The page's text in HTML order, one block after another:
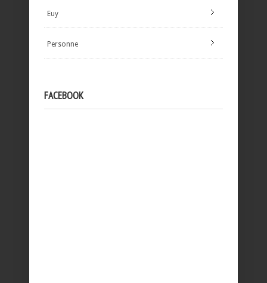
Euy
Personne
FACEBOOK